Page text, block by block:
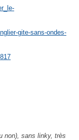
gite-sans-ondes-
non), sans linky, très